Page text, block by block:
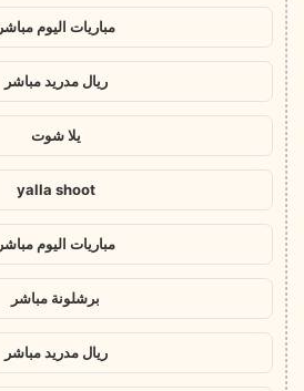
مباريات اليوم مباشر
ريال مدريد مباشر
يلا شوت
yalla shoot
مباريات اليوم مباشر
برشلونة مباشر
ريال مدريد مباشر